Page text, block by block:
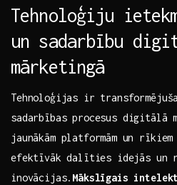
Tehnoloģiju
un sadarbību
mārketingā
Tehnoloģijas ir
‍sadarbības​ procesus digitālā
jaunākām platformām⁣ un rīkiem
efektīvāk dalīties idejās ⁣un
inovācijas. Mākslīgais